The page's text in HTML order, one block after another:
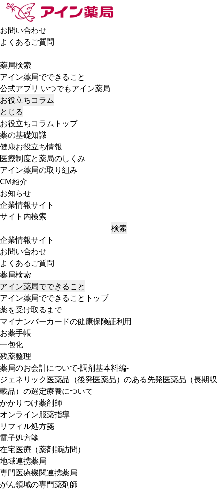
お問い合わせ
よくあるご質問
薬局検索
アイン薬局でできること
公式アプリ いつでもアイン薬局
お役立ちコラム
とじる
お役立ちコラムトップ
薬の基礎知識
健康お役立ち情報
医療制度と薬局のしくみ
アイン薬局の取り組み
CM紹介
お知らせ
企業情報サイト
サイト内検索
検索
企業情報サイト
お問い合わせ
よくあるご質問
薬局検索
アイン薬局でできること
アイン薬局でできることトップ
薬を受け取るまで
マイナンバーカードの健康保険証利用
お薬手帳
一包化
残薬整理
薬局のお会計について-調剤基本料編-
ジェネリック医薬品（後発医薬品）のある先発医薬品（長期収
載品）の選定療養について
かかりつけ薬剤師
オンライン服薬指導
リフィル処方箋
電子処方箋
在宅医療（薬剤師訪問）
地域連携薬局
専門医療機関連携薬局
がん領域の専門薬剤師